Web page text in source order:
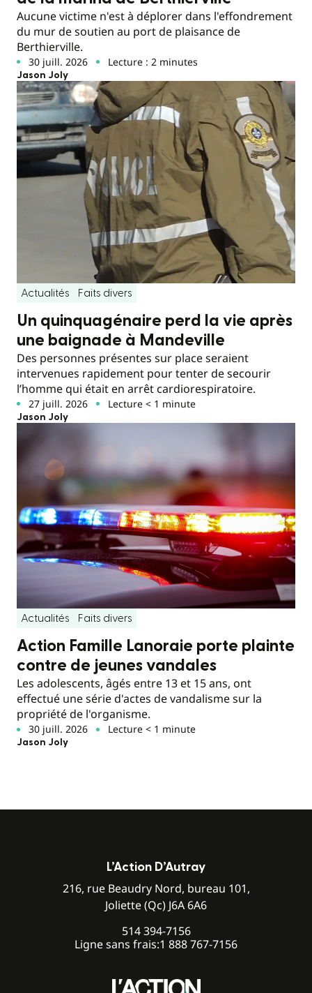
Aucune victime n'est à déplorer dans l'effondrement
du mur de soutien au port de plaisance de
Berthierville.
30 juill. 2026 Lecture : 2 minutes
Jason Joly
Actualités Faits divers
Un quinquagénaire perd la vie après
une baignade à Mandeville
Des personnes présentes sur place seraient
intervenues rapidement pour tenter de secourir
l’homme qui était en arrêt cardiorespiratoire.
27 juill. 2026 Lecture < 1 minute
Jason Joly
Actualités Faits divers
Action Famille Lanoraie porte plainte
contre de jeunes vandales
Les adolescents, âgés entre 13 et 15 ans, ont
effectué une série d'actes de vandalisme sur la
propriété de l'organisme.
30 juill. 2026 Lecture < 1 minute
Jason Joly
L’Action D’Autray
216, rue Beaudry Nord, bureau 101,
Joliette (Qc) J6A 6A6
514 394-7156
Ligne sans frais:1 888 767-7156